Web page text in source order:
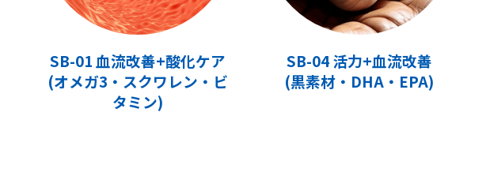
SB-01 血流改善+酸化ケア
(オメガ3・スクワレン・ビ
タミン)
SB-04 活力+血流改善
(黒素材・DHA・EPA)